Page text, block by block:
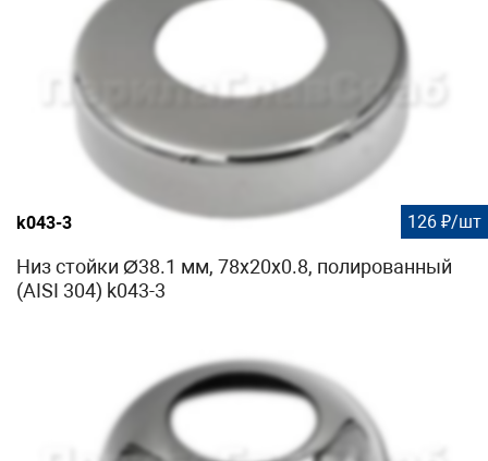
k043-3 126 ₽/шт
Низ стойки Ø38.1 мм, 78х20х0.8, полированный
(AISI 304) k043-3